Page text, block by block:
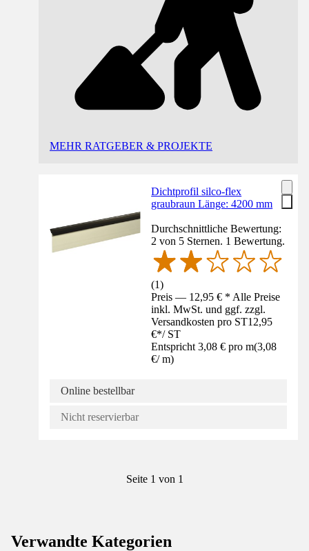
MEHR RATGEBER & PROJEKTE
Dichtprofil silco-flex
graubraun Länge: 4200 mm
Durchschnittliche Bewertung:
2 von 5 Sternen. 1 Bewertung.
(1)
Preis — 12,95 € * Alle Preise
inkl. MwSt. und ggf. zzgl.
Versandkosten pro ST12,95
€*/ ST
Entspricht 3,08 € pro m(3,08
€/ m)
Online bestellbar
Nicht reservierbar
Seite 1 von 1
Verwandte Kategorien